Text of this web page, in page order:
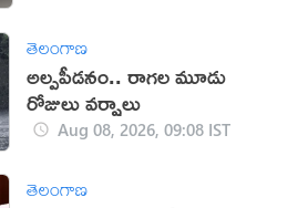
తెలంగాణ
అల్పపీడనం.. రాగల మూడు
రోజులు వర్షాలు
Aug 08, 2026, 09:08 IST
తెలంగాణ